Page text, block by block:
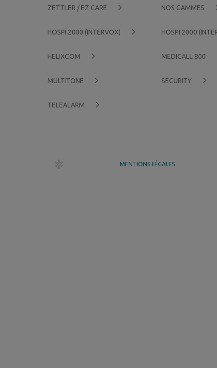
ZETTLER / EZ CARE
HOSPI 2000 (INTERVOX)
HELIXCOM
MULTITONE
TELEALARM
NOS GAMMES
HOSPI 2000
MEDICALL 800
SECURITY
MENTIONS LÉGALES